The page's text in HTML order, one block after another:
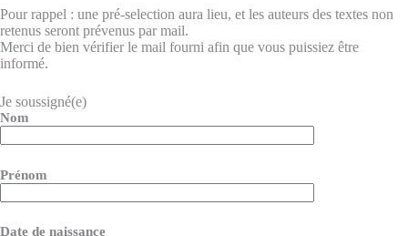
Pour rappel : une pré-selection aura lieu, et les auteurs des textes non
retenus seront prévenus par mail.
Merci de bien vérifier le mail fourni afin que vous puissiez être
informé.
Je soussigné(e)
Nom
Prénom
Date de naissance